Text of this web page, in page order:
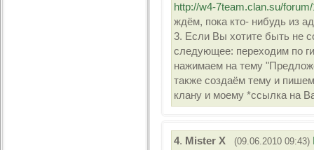
http://w4-7team.clan.su/
ждём, пока кто- нибудь из
3. Если Вы хотите быть не
следующее: переходим по
нажимаем на тему
также создаём тему и
клану и моему *ссылка на
4. Mister X (09.06.2010 09:43)